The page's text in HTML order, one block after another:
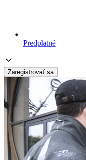
Predplatné
Zaregistrovať sa